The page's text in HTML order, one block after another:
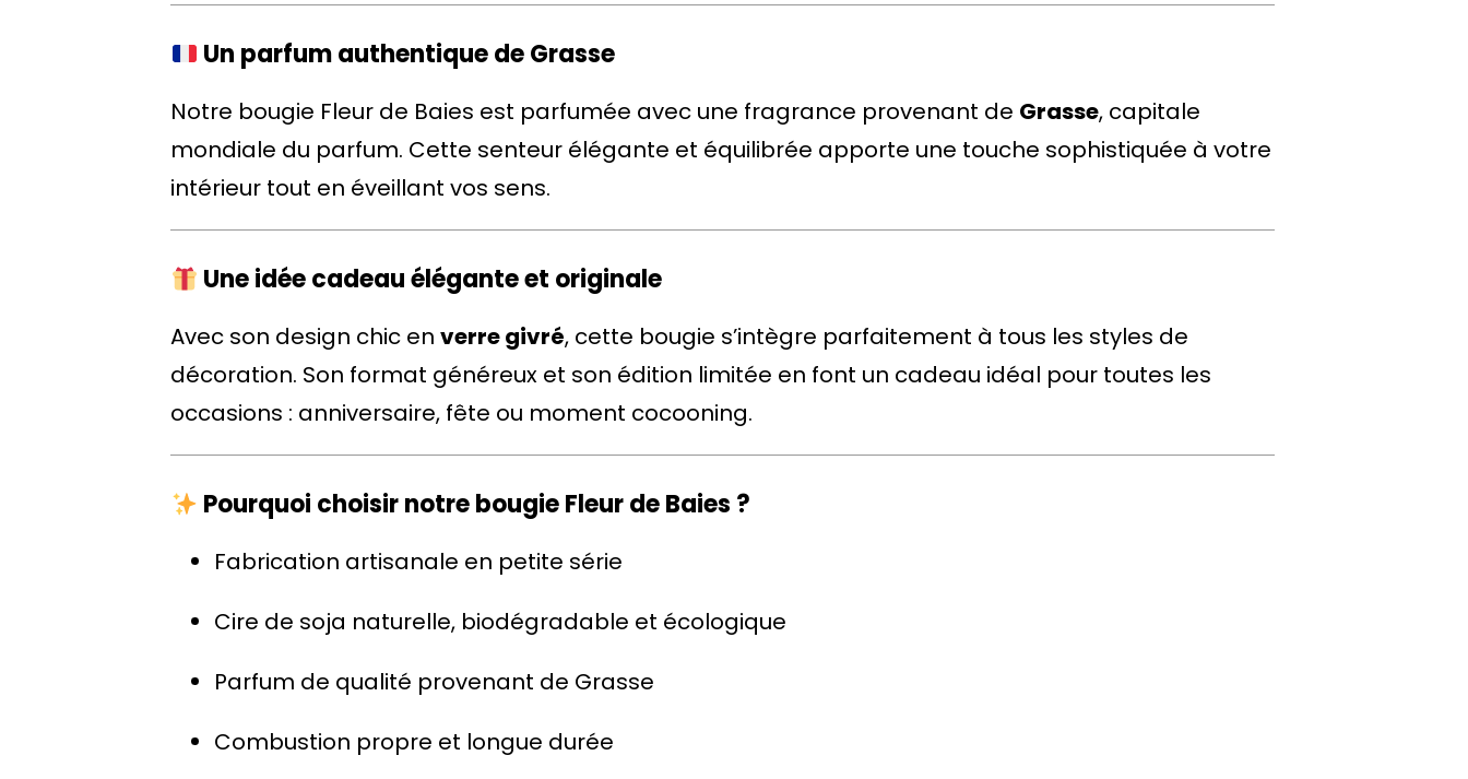
f
u
é
Un parfum authentique de Grasse
Notre bougie Fleur de Baies est parfumée avec une fragrance provenant de Grasse, capitale
mondiale du parfum. Cette senteur élégante et équilibrée apporte une touche sophistiquée à votre
intérieur tout en éveillant vos sens.
Une idée cadeau élégante et originale
Avec son design chic enverre givré, cette bougie s’intègre parfaitement à tous les styles de
décoration. Son format généreux et son édition limitée en font un cadeau idéal pour toutes les
occasions : anniversaire, fête ou moment cocooning.
Pourquoi choisir notre bougie Fleur de Baies ?
Fabrication artisanale en petite série
Cire de soja naturelle, biodégradable et écologique
Parfum de qualité provenant de Grasse
Combustion propre et longue durée